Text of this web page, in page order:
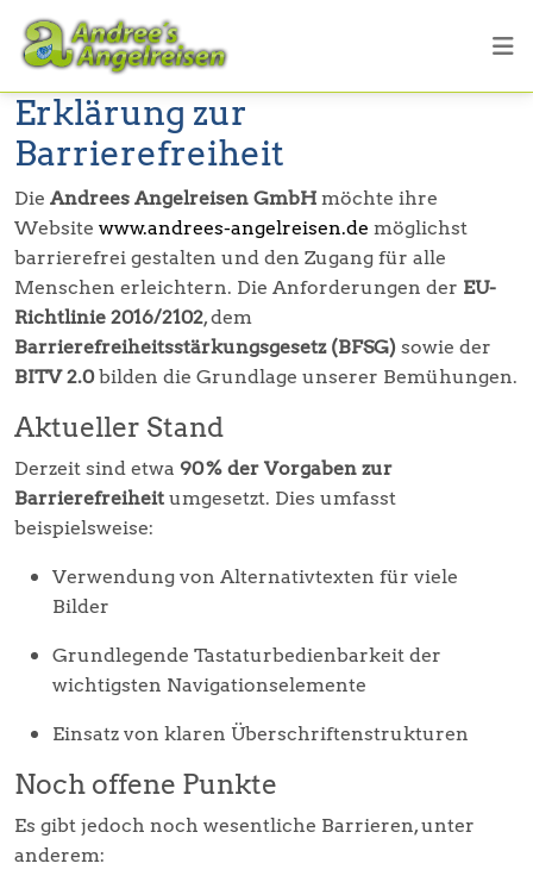
Erklärung zur
Barrierefreiheit
Die Andrees Angelreisen GmbH möchte ihre
Website www.andrees-angelreisen.de möglichst
barrierefrei gestalten und den Zugang für alle
Menschen erleichtern. Die Anforderungen der EU-
Richtlinie 2016/2102, dem
Barrierefreiheitsstärkungsgesetz (BFSG) sowie der
BITV 2.0bilden die Grundlage unserer Bemühungen.
Aktueller Stand
Derzeit sind etwa 90 % der Vorgaben zur
Barrierefreiheit umgesetzt. Dies umfasst
beispielsweise:
Verwendung von Alternativtexten für viele
Bilder
Grundlegende Tastaturbedienbarkeit der
wichtigsten Navigationselemente
Einsatz von klaren Überschriftenstrukturen
Noch offene Punkte
Es gibt jedoch noch wesentliche Barrieren, unter
anderem: